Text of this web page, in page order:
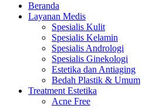
Beranda
Layanan Medis
Spesialis Kulit
Spesialis Kelamin
Spesialis Andrologi
Spesialis Ginekologi
Estetika dan Antiaging
Bedah Plastik & Umum
Treatment Estetika
Acne Free